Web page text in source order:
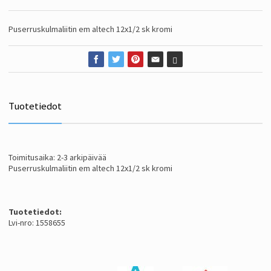
Puserruskulmaliitin em altech 12x1/2 sk kromi
Tuotetiedot
Toimitusaika: 2-3 arkipäivää
Puserruskulmaliitin em altech 12x1/2 sk kromi
Tuotetiedot:
Lvi-nro: 1558655